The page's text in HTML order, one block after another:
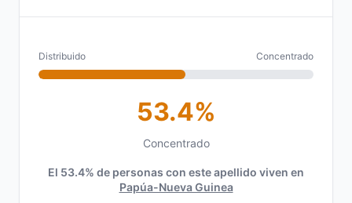
Distribuido Concentrado
53.4%
Concentrado
El 53.4% de personas con este apellido viven en
Papúa-Nueva Guinea